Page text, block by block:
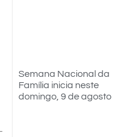
Semana Nacional da
Família inicia neste
domingo, 9 de agosto